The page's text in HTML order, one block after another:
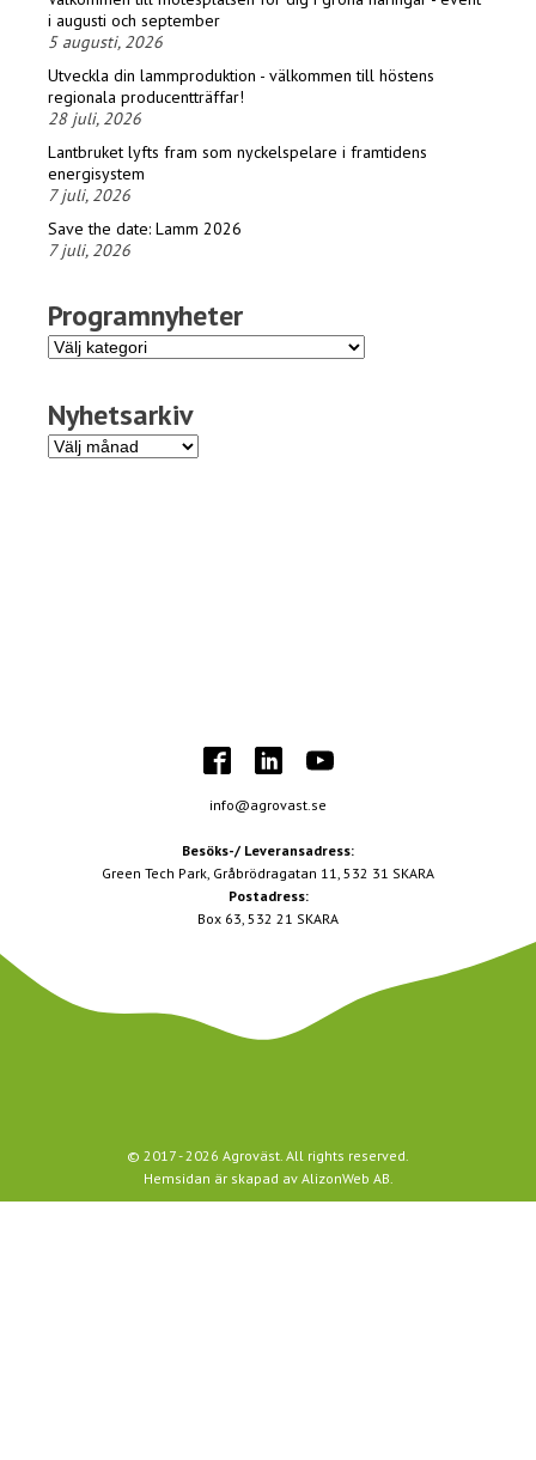
i augusti och september
5 augusti, 2026
Utveckla din lammproduktion - välkommen till höstens
regionala producentträffar!
28 juli, 2026
Lantbruket lyfts fram som nyckelspelare i framtidens
energisystem
7 juli, 2026
Save the date: Lamm 2026
7 juli, 2026
Programnyheter
Programnyheter
Nyhetsarkiv
Nyhetsarkiv
info@agrovast.se
Besöks-/ Leveransadress:
Green Tech Park, Gråbrödragatan 11, 532 31 SKARA
Postadress:
Box 63, 532 21 SKARA
© 2017 -2026 Agroväst. All rights reserved.
Hemsidan är skapad av AlizonWeb AB.